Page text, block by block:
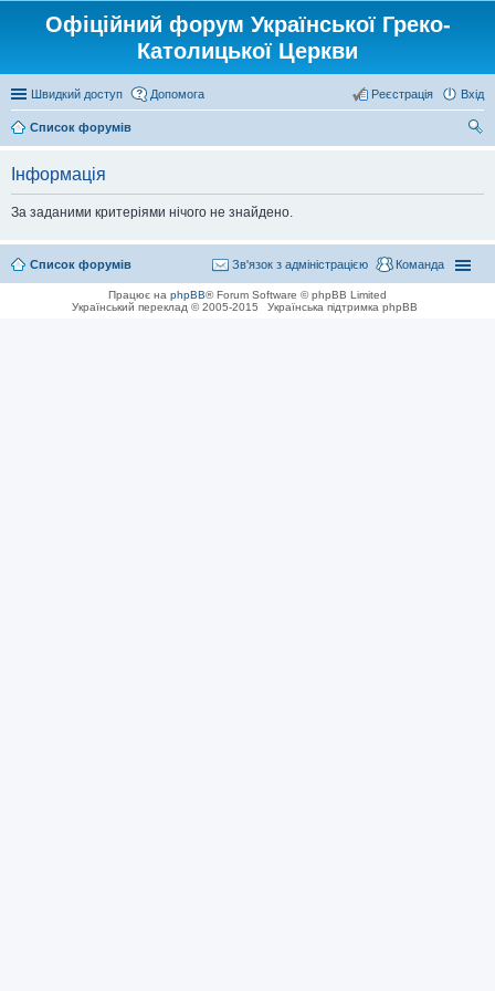
Офіційний форум Української Греко-
Католицької Церкви
Швидкий доступ Допомога Вхід
Реєстрація
Список форумів
Інформація
За заданими критеріями нічого не знайдено.
Список форумів Команда
Зв'язок з адміністрацією
Працює на phpBB® Forum Software © phpBB Limited
Український переклад © 2005-2015
Українська підтримка phpBB